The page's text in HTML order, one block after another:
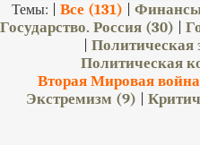
Темы: | Все (131)
Государство. Россия (30) |
|Политическая
Политическая
Вторая Мировая война
Экстремизм (9) |